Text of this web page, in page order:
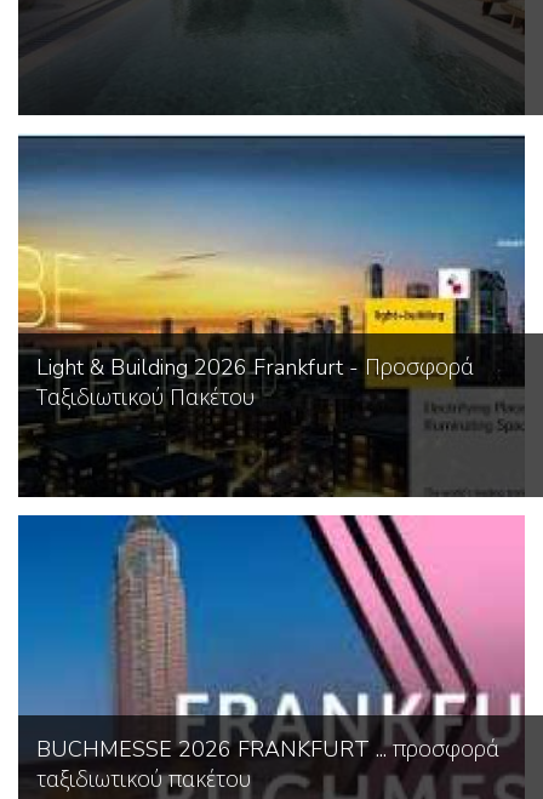
Light & Building 2026 Frankfurt - Προσφορά
Ταξιδιωτικού Πακέτου
BUCHMESSE 2026 FRANKFURT ... προσφορά
ταξιδιωτικού πακέτου